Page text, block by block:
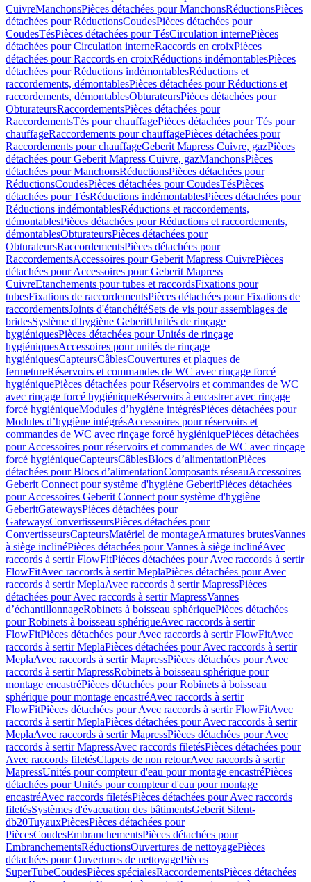
CuivreManchonsPièces détachées pour ManchonsRéductionsPièces
détachées pour RéductionsCoudesPièces détachées pour
CoudesTésPièces détachées pour TésCirculation internePièces
détachées pour Circulation interneRaccords en croixPièces
détachées pour Raccords en croixRéductions indémontablesPièces
détachées pour Réductions indémontablesRéductions et
raccordements, démontablesPièces détachées pour Réductions et
raccordements, démontablesObturateursPièces détachées pour
ObturateursRaccordementsPièces détachées pour
RaccordementsTés pour chauffagePièces détachées pour Tés pour
chauffageRaccordements pour chauffagePièces détachées pour
Raccordements pour chauffageGeberit Mapress Cuivre, gazPièces
détachées pour Geberit Mapress Cuivre, gazManchonsPièces
détachées pour ManchonsRéductionsPièces détachées pour
RéductionsCoudesPièces détachées pour CoudesTésPièces
détachées pour TésRéductions indémontablesPièces détachées pour
Réductions indémontablesRéductions et raccordements,
démontablesPièces détachées pour Réductions et raccordements,
démontablesObturateursPièces détachées pour
ObturateursRaccordementsPièces détachées pour
RaccordementsAccessoires pour Geberit Mapress CuivrePièces
détachées pour Accessoires pour Geberit Mapress
CuivreEtanchements pour tubes et raccordsFixations pour
tubesFixations de raccordementsPièces détachées pour Fixations de
raccordementsJoints d'étanchéitéSets de vis pour assemblages de
bridesSystème d'hygiène GeberitUnités de rinçage
hygiéniquesPièces détachées pour Unités de rinçage
hygiéniquesAccessoires pour unités de rinçage
hygiéniquesCapteursCâblesCouvertures et plaques de
fermetureRéservoirs et commandes de WC avec rinçage forcé
hygiéniquePièces détachées pour Réservoirs et commandes de WC
avec rinçage forcé hygiéniqueRéservoirs à encastrer avec rinçage
forcé hygiéniqueModules d’hygiène intégrésPièces détachées pour
Modules d’hygiène intégrésAccessoires pour réservoirs et
commandes de WC avec rinçage forcé hygiéniquePièces détachées
pour Accessoires pour réservoirs et commandes de WC avec rinçage
forcé hygiéniqueCapteursCâblesBlocs d’alimentationPièces
détachées pour Blocs d’alimentationComposants réseauAccessoires
Geberit Connect pour système d'hygiène GeberitPièces détachées
pour Accessoires Geberit Connect pour système d'hygiène
GeberitGatewaysPièces détachées pour
GatewaysConvertisseursPièces détachées pour
ConvertisseursCapteursMatériel de montageArmatures brutesVannes
à siège inclinéPièces détachées pour Vannes à siège inclinéAvec
raccords à sertir FlowFitPièces détachées pour Avec raccords à sertir
FlowFitAvec raccords à sertir MeplaPièces détachées pour Avec
raccords à sertir MeplaAvec raccords à sertir MapressPièces
détachées pour Avec raccords à sertir MapressVannes
d’échantillonnageRobinets à boisseau sphériquePièces détachées
pour Robinets à boisseau sphériqueAvec raccords à sertir
FlowFitPièces détachées pour Avec raccords à sertir FlowFitAvec
raccords à sertir MeplaPièces détachées pour Avec raccords à sertir
MeplaAvec raccords à sertir MapressPièces détachées pour Avec
raccords à sertir MapressRobinets à boisseau sphérique pour
montage encastréPièces détachées pour Robinets à boisseau
sphérique pour montage encastréAvec raccords à sertir
FlowFitPièces détachées pour Avec raccords à sertir FlowFitAvec
raccords à sertir MeplaPièces détachées pour Avec raccords à sertir
MeplaAvec raccords à sertir MapressPièces détachées pour Avec
raccords à sertir MapressAvec raccords filetésPièces détachées pour
Avec raccords filetésClapets de non retourAvec raccords à sertir
MapressUnités pour compteur d'eau pour montage encastréPièces
détachées pour Unités pour compteur d'eau pour montage
encastréAvec raccords filetésPièces détachées pour Avec raccords
filetésSystèmes d'évacuation des bâtimentsGeberit Silent-
db20TuyauxPiècesPièces détachées pour
PiècesCoudesEmbranchementsPièces détachées pour
EmbranchementsRéductionsOuvertures de nettoyagePièces
détachées pour Ouvertures de nettoyagePièces
SuperTubeCoudesPièces spécialesRaccordementsPièces détachées